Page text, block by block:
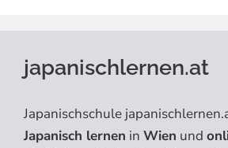
japanischlernen.at
Japanischschule
Japanisch lernen in Wien und